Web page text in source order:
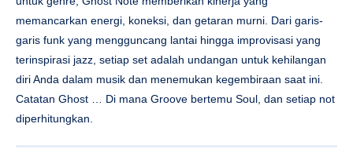
memancarkan energi, koneksi, dan getaran murni. Dari garis-
garis funk yang mengguncang lantai hingga improvisasi yang
terinspirasi jazz, setiap set adalah undangan untuk kehilangan
diri Anda dalam musik dan menemukan kegembiraan saat ini.
Catatan Ghost … Di mana Groove bertemu Soul, dan setiap not
diperhitungkan.